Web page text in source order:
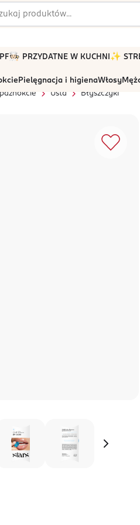
🧑🏻‍🍳 PRZYDATNE W KUCHNI ✨
Pielęgnacja i higienaWłosy
Usta Błyszczyki